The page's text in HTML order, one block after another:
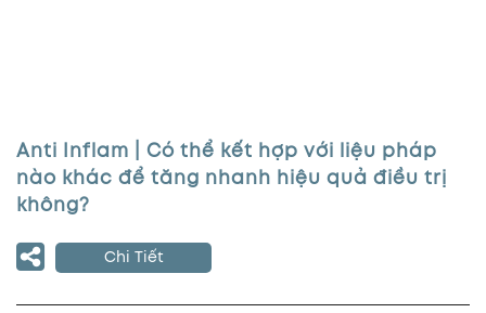
Anti Inflam | Có thể kết hợp với liệu pháp
nào khác để tăng nhanh hiệu quả điều trị
không?
Chi Tiết